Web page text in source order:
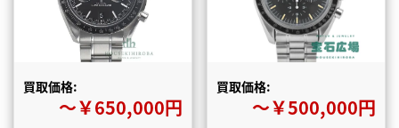
買取価格:
〜￥650,000円
買取価格:
〜￥500,000円